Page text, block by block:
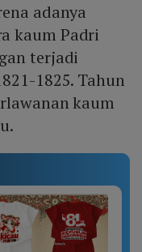
adanya
kaum Padri
terjadi
1825. Tahun
kaum